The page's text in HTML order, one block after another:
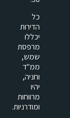
כל
הדירות
יכללו
מרפסת
שמש,
ממ"ד
וחניה,
יהיו
מרווחות
ומודרניות.